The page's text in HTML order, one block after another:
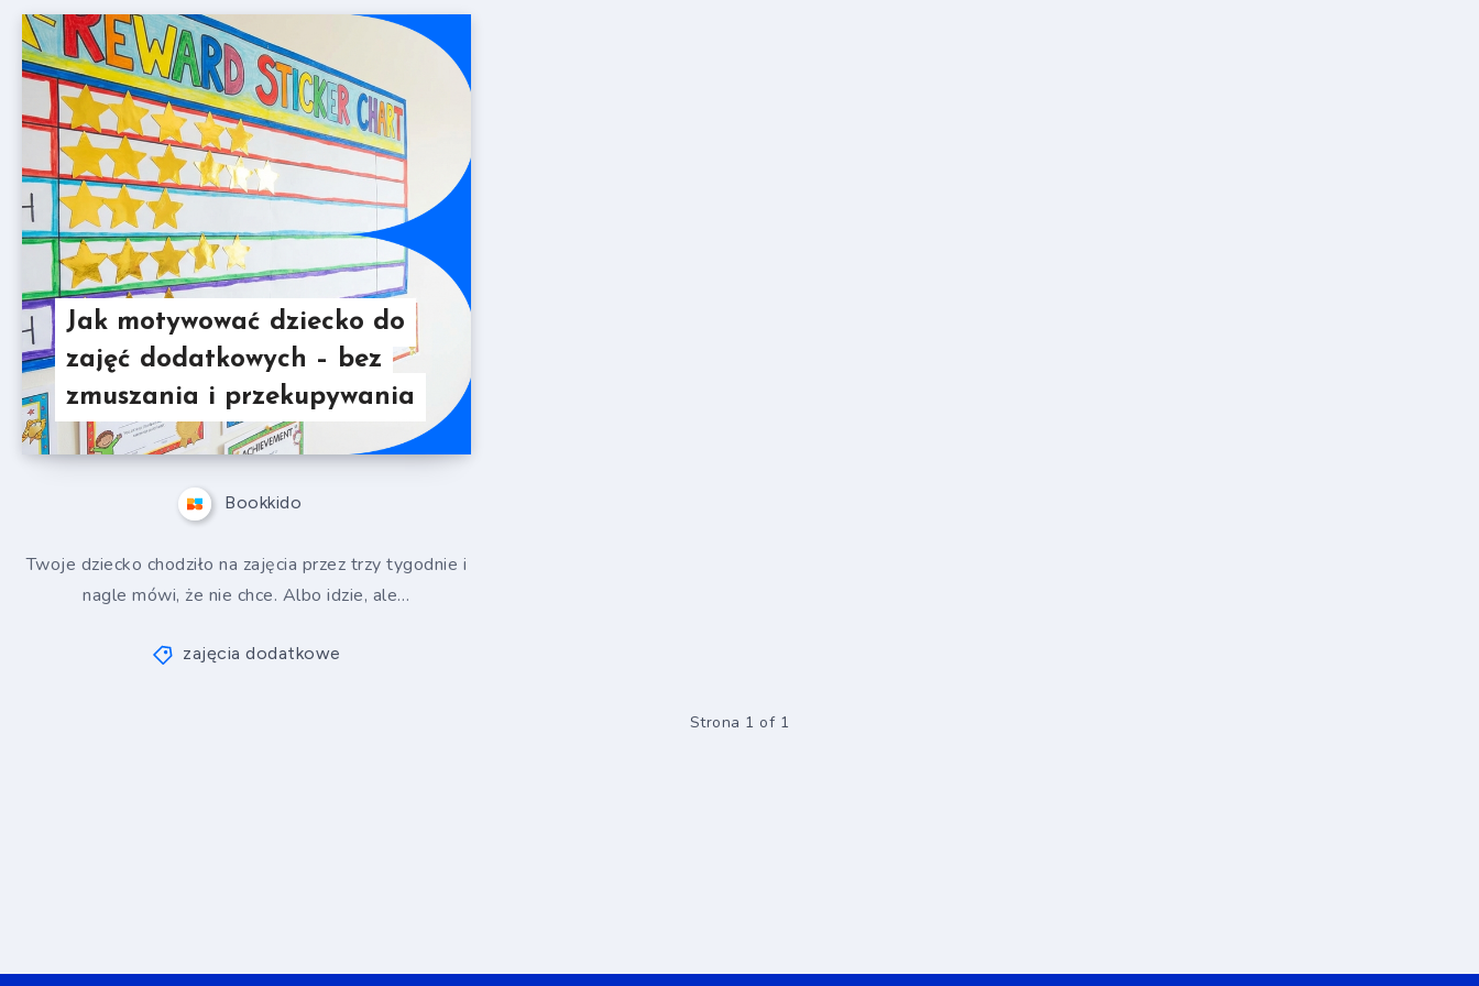
Jak motywować dziecko do
zajęć dodatkowych – bez
zmuszania i przekupywania
Bookkido
Twoje dziecko chodziło na zajęcia przez trzy tygodnie i
nagle mówi, że nie chce. Albo idzie, ale…
zajęcia dodatkowe
Strona 1 of 1